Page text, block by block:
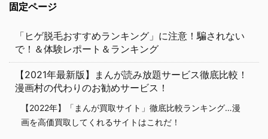
固定ページ
「ヒゲ脱毛おすすめランキング」に注意！騙されない
で！＆体験レポート＆ランキング
【2021年最新版】まんが読み放題サービス徹底比較！
漫画村の代わりのお勧めサービス！
【2022年】「まんが買取サイト」徹底比較ランキング…漫
画を高価買取してくれるサイトはこれだ！